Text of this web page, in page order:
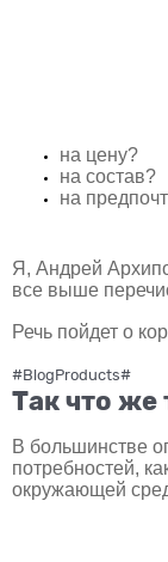
на цену?
на состав?
на
Я, Андрей
все выше
Речь пойдет о
#BlogProducts#
Так что же
В большинстве
потребностей,
окружающей